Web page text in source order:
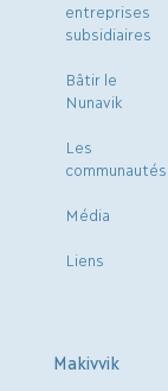
entreprises
subsidiaires
Bâtir le
Nunavik
Les
communautés
Média
Liens
Makivvik